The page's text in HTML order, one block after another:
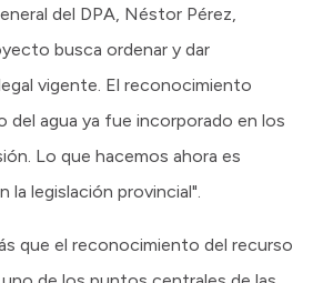
del DPA, Néstor Pérez,
busca ordenar y dar
vigente. El reconocimiento
del agua ya fue incorporado en los
Lo que hacemos ahora es
la legislación provincial".
que el reconocimiento del recurso